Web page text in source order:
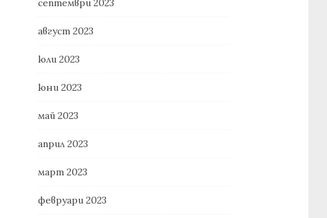
септември 2023
август 2023
юли 2023
юни 2023
май 2023
април 2023
март 2023
февруари 2023